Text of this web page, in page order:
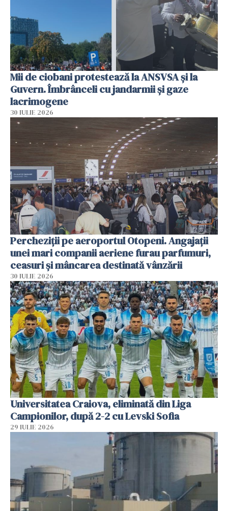
Mii de ciobani protestează la ANSVSA și la
Guvern. Îmbrânceli cu jandarmii și gaze
lacrimogene
30 IULIE 2026
Percheziții pe aeroportul Otopeni. Angajații
unei mari companii aeriene furau parfumuri,
ceasuri și mâncarea destinată vânzării
30 IULIE 2026
Universitatea Craiova, eliminată din Liga
Campionilor, după 2-2 cu Levski Sofia
29 IULIE 2026